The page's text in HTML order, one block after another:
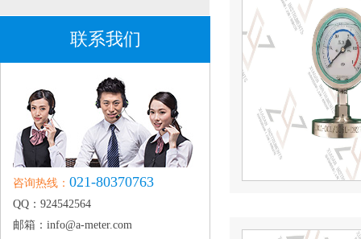
联系我们
咨询热线： 021-80370763
QQ：924542564
邮箱：info@a-meter.com